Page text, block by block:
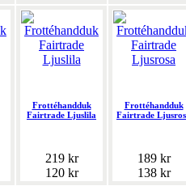
Frottéhandduk
Fairtrade Ljuslila
219 kr
120 kr
Frottéhandduk
Fairtrade
189 kr
138 kr